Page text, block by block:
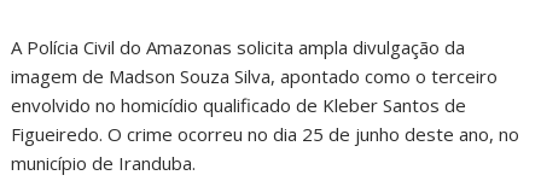
A Polícia Civil do Amazonas solicita ampla divulgação da
imagem de Madson Souza Silva, apontado como o terceiro
envolvido no homicídio qualificado de Kleber Santos de
Figueiredo. O crime ocorreu no dia 25 de junho deste ano, no
município de Iranduba.